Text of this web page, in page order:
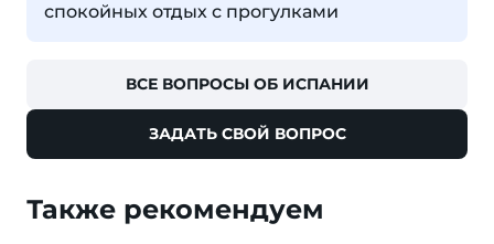
спокойных отдых с прогулками
ВСЕ ВОПРОСЫ ОБ ИСПАНИИ
ЗАДАТЬ СВОЙ ВОПРОС
Также рекомендуем